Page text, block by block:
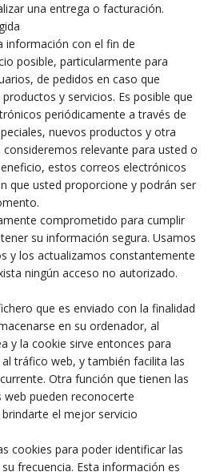
una entrega o facturación.
información con el fin de
posible, particularmente para
de pedidos en caso que
y servicios. Es posible que
periódicamente a través de
nuevos productos y otra
relevante para usted o
estos correos electrónicos
que usted proporcione y podrán ser
comprometido para cumplir
su información segura. Usamos
y los actualizamos constantemente
ningún acceso no autorizado.
que es enviado con la finalidad
en su ordenador, al
y la cookie sirve entonces para
tráfico web, y también facilita las
Otra función que tienen las
web pueden reconocerte
el mejor servicio
cookies para poder identificar las
frecuencia. Esta información es